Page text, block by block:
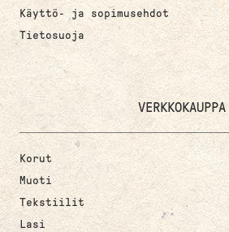
Käyttö- ja sopimusehdot
Tietosuoja
VERKKOKAUPPA
Korut
Muoti
Tekstiilit
Lasi